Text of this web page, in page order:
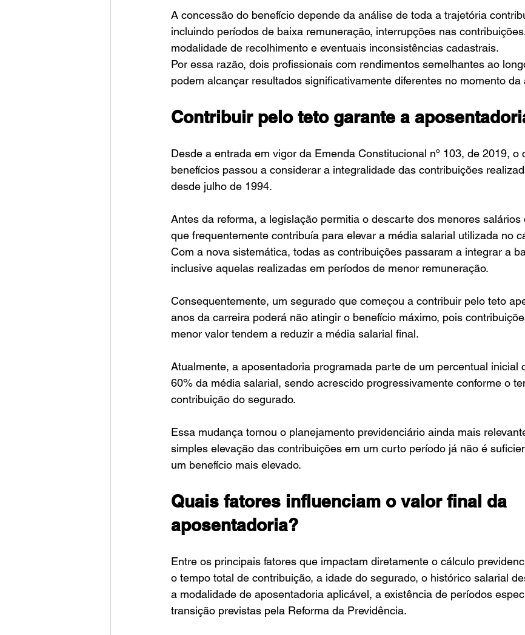
A concessão do benefício depende da análise de toda a trajetória
incluindo períodos de baixa remuneração, interrupções nas
modalidade de recolhimento e eventuais inconsistências cadastrais.
Por essa razão, dois profissionais com rendimentos semelhantes ao
podem alcançar resultados significativamente diferentes no momento da
Contribuir pelo teto garante a
Desde a entrada em vigor da Emenda Constitucional nº 103, de 2019, o
benefícios passou a considerar a integralidade das contribuições
desde julho de 1994.
Antes da reforma, a legislação permitia o descarte dos menores salários
que frequentemente contribuía para elevar a média salarial utilizada no
Com a nova sistemática, todas as contribuições passaram a integrar a
inclusive aquelas realizadas em períodos de menor remuneração.
Consequentemente, um segurado que começou a contribuir pelo teto
anos da carreira poderá não atingir o benefício máximo, pois
menor valor tendem a reduzir a média salarial final.
Atualmente, a aposentadoria programada parte de um percentual inicial
60% da média salarial, sendo acrescido progressivamente conforme o
contribuição do segurado.
Essa mudança tornou o planejamento previdenciário ainda mais
simples elevação das contribuições em um curto período já não é
um benefício mais elevado.
Quais fatores influenciam o valor final da
aposentadoria?
Entre os principais fatores que impactam diretamente o cálculo
o tempo total de contribuição, a idade do segurado, o histórico salarial
a modalidade de aposentadoria aplicável, a existência de períodos
transição previstas pela Reforma da Previdência.